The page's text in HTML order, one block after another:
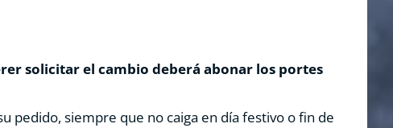
solicitar el cambio deberá abonar los portes
pedido, siempre que no caiga en día festivo o fin de